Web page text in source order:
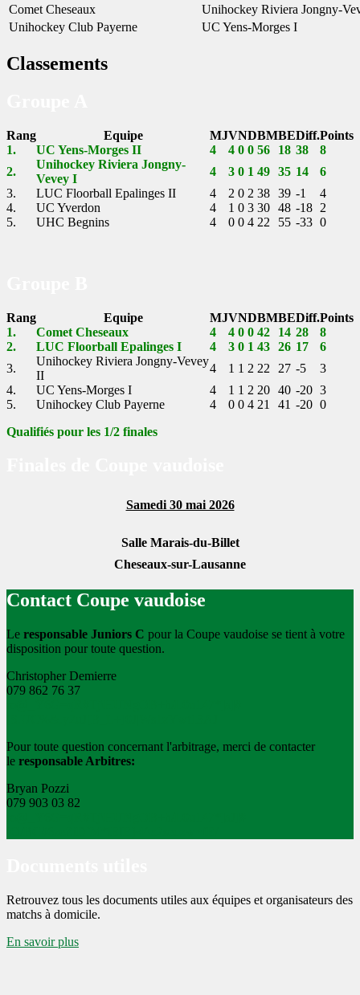
Comet Cheseaux
Unihockey Riviera Jongny-
Unihockey Club Payerne
UC Yens-Morges I
Classements
Rang Equipe MJVNDBMBEDiff.Points
1.
UC Yens-Morges II 4 4 0 0 56 18 38
8
2.
Unihockey Riviera Jongny-
Vevey I
4 3 0 1 49 35 14
6
3.
LUC Floorball Epalinges II 4 2 0 2 38 39 -1
4
4.
UC Yverdon 4 1 0 3 30 48 -18 2
5.
UHC Begnins 4 0 0 4 22 55 -33 0
Rang Equipe MJVNDBMBEDiff.Points
1.
Comet Cheseaux 4 4 0 0 42 14 28
8
2.
LUC Floorball Epalinges I 4 3 0 1 43 26 17
6
3.
Unihockey Riviera Jongny-Vevey
II
4 1 1 2 22 27 -5
3
4.
UC Yens-Morges I 4 1 1 2 20 40 -20 3
5.
Unihockey Club Payerne 4 0 0 4 21 41 -20 0
Qualifiés pour les 1/2 finales
Samedi 30 mai 2026
Salle Marais-du-Billet
Cheseaux-sur-Lausanne
Contact Coupe vaudoise
Le responsable Juniors C pour la Coupe vaudoise se tient à votre
disposition pour toute question.
Christopher Demierre
079 862 76 37
Pour toute question concernant l'arbitrage, merci de contacter
le responsable Arbitres:
Bryan Pozzi
079 903 03 82
Retrouvez tous les documents utiles aux équipes et organisateurs des
matchs à domicile.
En savoir plus